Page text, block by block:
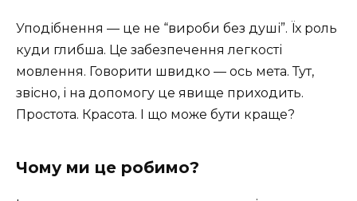
Уподібнення — це не “вироби без душі”. Їх роль
куди глибша. Це забезпечення легкості
мовлення. Говорити швидко — ось мета. Тут,
звісно, і на допомогу це явище приходить.
Простота. Красота. І що може бути краще?
Чому ми це робимо?